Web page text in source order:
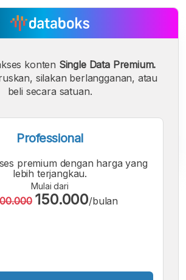
Font
A
Font
A
Font
konten Single Data Premium.
silakan berlangganan, atau
beli secara satuan.
Professional
premium dengan harga yang
lebih terjangkau.
Mulai dari
150.000/bulan